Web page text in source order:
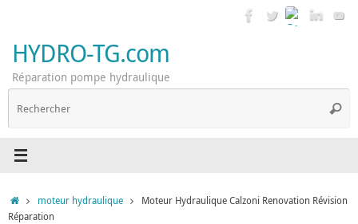
contenu
HYDRO-TG.com
Réparation pompe hydraulique
Accueilmoteur hydraulique
Moteur Hydraulique Calzoni Renovation Révision
Réparation